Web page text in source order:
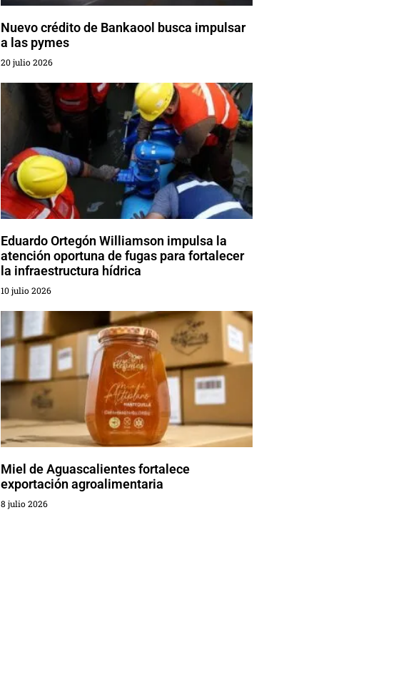
Nuevo crédito de Bankaool busca impulsar
a las pymes
20 julio 2026
Eduardo Ortegón Williamson impulsa la
atención oportuna de fugas para fortalecer
la infraestructura hídrica
10 julio 2026
Miel de Aguascalientes fortalece
exportación agroalimentaria
8 julio 2026